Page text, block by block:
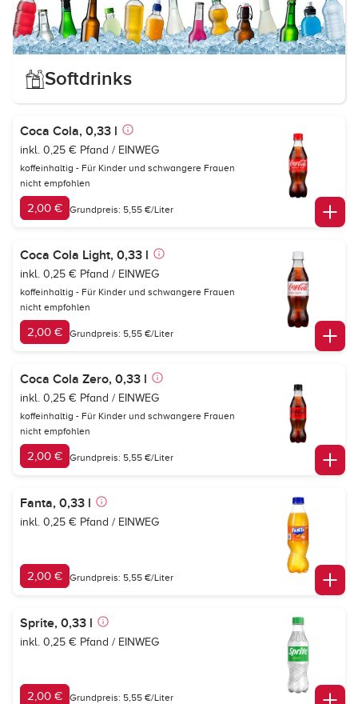
Softdrinks
Coca Cola, 0,33 l
inkl. 0,25 € Pfand / EINWEG
koffeinhaltig - Für Kinder und schwangere Frauen
nicht empfohlen
2,00 € Grundpreis: 5,55 €/Liter
Coca Cola Light, 0,33 l
inkl. 0,25 € Pfand / EINWEG
koffeinhaltig - Für Kinder und schwangere Frauen
nicht empfohlen
2,00 € Grundpreis: 5,55 €/Liter
Coca Cola Zero, 0,33 l
inkl. 0,25 € Pfand / EINWEG
koffeinhaltig - Für Kinder und schwangere Frauen
nicht empfohlen
2,00 € Grundpreis: 5,55 €/Liter
Fanta, 0,33 l
inkl. 0,25 € Pfand / EINWEG
2,00 € Grundpreis: 5,55 €/Liter
Sprite, 0,33 l
inkl. 0,25 € Pfand / EINWEG
2,00 € Grundpreis: 5,55 €/Liter